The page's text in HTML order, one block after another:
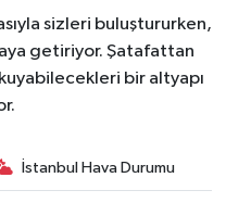
sizleri buluştururken,
getiriyor. Şatafattan
bir altyapı
İstanbul Hava Durumu